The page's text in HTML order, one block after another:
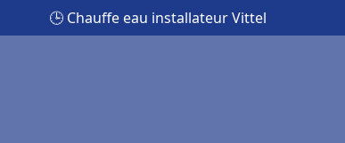
🕒 Chauffe eau installateur Vittel